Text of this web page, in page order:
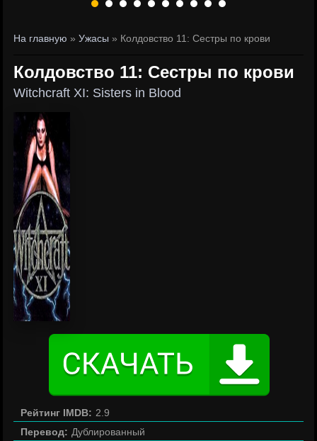
На главную »Ужасы » Колдовство 11: Сестры по крови
Колдовство 11: Сестры по крови
Witchcraft XI: Sisters in Blood
Рейтинг IMDB: 2.9
Перевод: Дублированный